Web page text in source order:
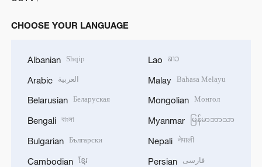
CHOOSE YOUR LANGUAGE
Albanian Shqip
Arabic العربية
Belarusian Беларуская
Bengali বাংলা
Bulgarian Български
Cambodian ខ្មែរ
Lao ລາວ
Malay Bahasa Melayu
Mongolian Монгол
Myanmar မြန်မာဘာသာ
Nepali नेपाली
Persian فارسی